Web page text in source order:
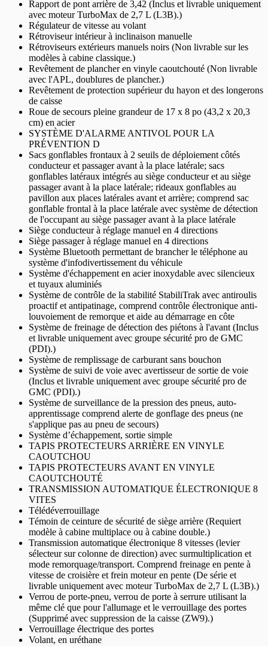
Rapport de pont arrière de 3,42 (Inclus et livrable uniquement
avec moteur TurboMax de 2,7 L (L3B).)
Régulateur de vitesse au volant
Rétroviseur intérieur à inclinaison manuelle
Rétroviseurs extérieurs manuels noirs (Non livrable sur les
modèles à cabine classique.)
Revêtement de plancher en vinyle caoutchouté (Non livrable
avec l'APL, doublures de plancher.)
Revêtement de protection supérieur du hayon et des longerons
de caisse
Roue de secours pleine grandeur de 17 x 8 po (43,2 x 20,3
cm) en acier
SYSTÈME D'ALARME ANTIVOL POUR LA
PRÉVENTION D
Sacs gonflables frontaux à 2 seuils de déploiement côtés
conducteur et passager avant à la place latérale; sacs
gonflables latéraux intégrés au siège conducteur et au siège
passager avant à la place latérale; rideaux gonflables au
pavillon aux places latérales avant et arrière; comprend sac
gonflable frontal à la place latérale avec système de détection
de l'occupant au siège passager avant à la place latérale
Siège conducteur à réglage manuel en 4 directions
Siège passager à réglage manuel en 4 directions
Système Bluetooth permettant de brancher le téléphone au
système d'infodivertissement du véhicule
Système d'échappement en acier inoxydable avec silencieux
et tuyaux aluminiés
Système de contrôle de la stabilité StabiliTrak avec antiroulis
proactif et antipatinage, comprend contrôle électronique anti-
louvoiement de remorque et aide au démarrage en côte
Système de freinage de détection des piétons à l'avant (Inclus
et livrable uniquement avec groupe sécurité pro de GMC
(PDI).)
Système de remplissage de carburant sans bouchon
Système de suivi de voie avec avertisseur de sortie de voie
(Inclus et livrable uniquement avec groupe sécurité pro de
GMC (PDI).)
Système de surveillance de la pression des pneus, auto-
apprentissage comprend alerte de gonflage des pneus (ne
s'applique pas au pneu de secours)
Système d’échappement, sortie simple
TAPIS PROTECTEURS ARRIÈRE EN VINYLE
CAOUTCHOU
TAPIS PROTECTEURS AVANT EN VINYLE
CAOUTCHOUTÉ
TRANSMISSION AUTOMATIQUE ÉLECTRONIQUE 8
VITES
Télédéverrouillage
Témoin de ceinture de sécurité de siège arrière (Requiert
modèle à cabine multiplace ou à cabine double.)
Transmission automatique électronique 8 vitesses (levier
sélecteur sur colonne de direction) avec surmultiplication et
mode remorquage/transport. Comprend freinage en pente à
vitesse de croisière et frein moteur en pente (De série et
livrable uniquement avec moteur TurboMax de 2,7 L (L3B).)
Verrou de porte-pneu, verrou de porte à serrure utilisant la
même clé que pour l'allumage et le verrouillage des portes
(Supprimé avec suppression de la caisse (ZW9).)
Verrouillage électrique des portes
Volant, en uréthane